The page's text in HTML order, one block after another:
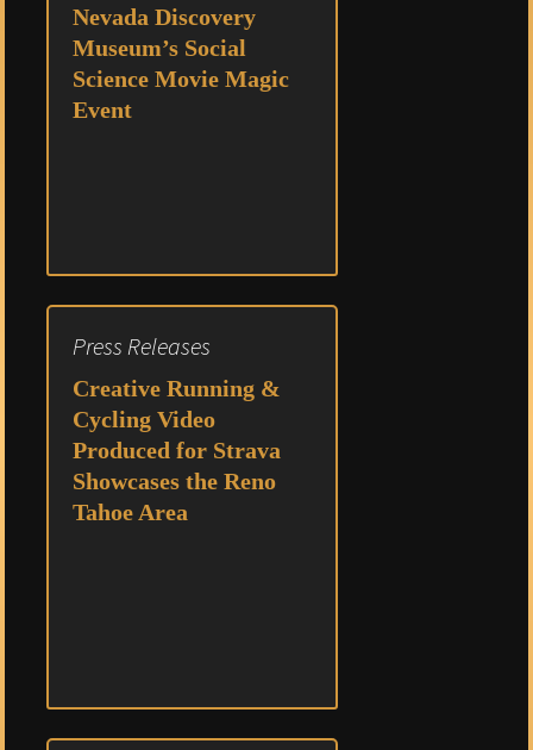
Nevada Discovery
Museum’s Social
Science Movie Magic
Event
Press Releases
Creative Running &
Cycling Video
Produced for Strava
Showcases the Reno
Tahoe Area